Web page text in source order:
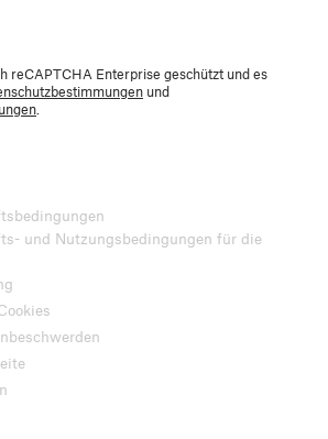
reCAPTCHA Enterprise geschützt und es
und
.
und Nutzungsbedingungen für die